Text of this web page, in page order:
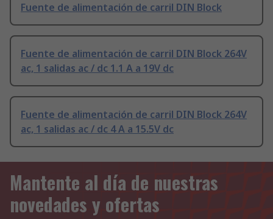
Fuente de alimentación de carril DIN Block
Fuente de alimentación de carril DIN Block 264V
ac, 1 salidas ac / dc 1.1 A a 19V dc
Fuente de alimentación de carril DIN Block 264V
ac, 1 salidas ac / dc 4 A a 15.5V dc
Mantente al día de nuestras
novedades y ofertas